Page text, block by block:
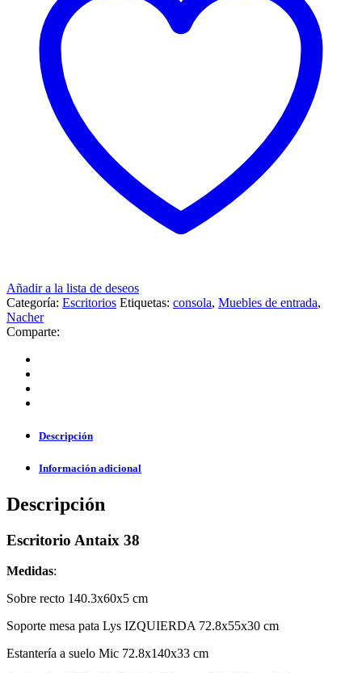
Añadir a la lista de deseos
Categoría: Escritorios Etiquetas: consola, Muebles de entrada,
Nacher
Comparte:
Descripción
Información adicional
Descripción
Escritorio Antaix 38
Medidas:
Sobre recto 140.3x60x5 cm
Soporte mesa pata Lys IZQUIERDA 72.8x55x30 cm
Estantería a suelo Mic 72.8x140x33 cm